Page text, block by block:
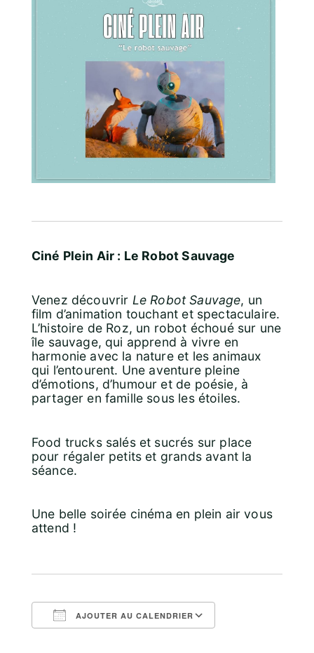
Ciné Plein Air : Le Robot Sauvage
Venez découvrir Le Robot Sauvage, un
film d’animation touchant et spectaculaire.
L’histoire de Roz, un robot échoué sur une
île sauvage, qui apprend à vivre en
harmonie avec la nature et les animaux
qui l’entourent. Une aventure pleine
d’émotions, d’humour et de poésie, à
partager en famille sous les étoiles.
Food trucks salés et sucrés sur place
pour régaler petits et grands avant la
séance.
Une belle soirée cinéma en plein air vous
attend !
AJOUTER AU CALENDRIER